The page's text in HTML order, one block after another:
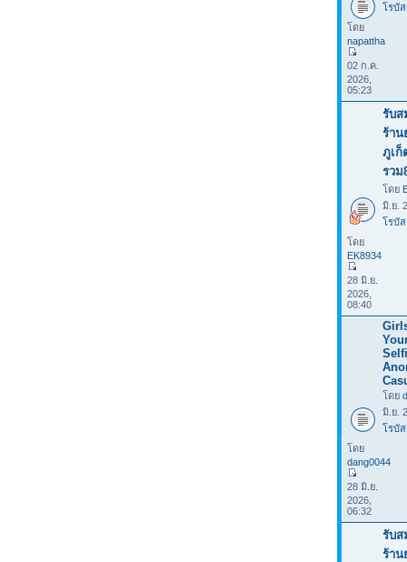
โรบั
โดย
napattha
02 ก.ค.
2026,
05:23
รับส
ร้าน
ภูเก็
รวม
โดย
มิ.ย.
โรบั
โดย
EK8934
28 มิ.ย.
2026,
08:40
โดย
มิ.ย.
โรบั
โดย
dang0044
28 มิ.ย.
2026,
06:32
รับส
ร้าน